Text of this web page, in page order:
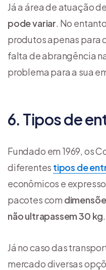
Já a área de atuação
pode variar. No
produtos apenas para
falta de abrangência
problema para a sua
6. Tipos de
Fundado em 1969, os
diferentes tipos de
econômicos e
pacotes com
não ultrapassem 30 kg.
Já no caso das
mercado diversas